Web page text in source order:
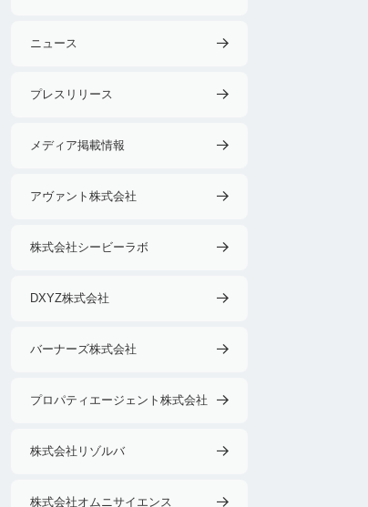
ニュース
プレスリリース
メディア掲載情報
アヴァント株式会社
株式会社シービーラボ
DXYZ株式会社
バーナーズ株式会社
プロパティエージェント株式会社
株式会社リゾルバ
株式会社オムニサイエンス